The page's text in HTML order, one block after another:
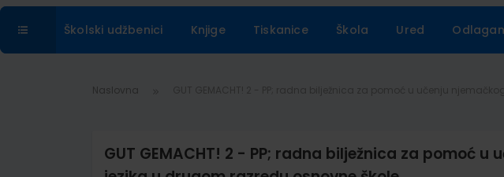
Školski udžbenici Knjige Tiskanice Škola Ured
Naslovna
GUT GEMACHT! 2 - PP; radna bilježnica za pomoć u